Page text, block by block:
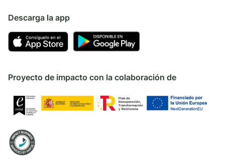
El aceite de oliva puede clasificarse según su calidad y
pureza, de mayor a menor, en: Aceite de Oliva Virgen Extra
(AOVE), Aceite de Oliva Virgen (AOV), o simplemente Aceite
por el tipo de aceituna que se ha utilizado en su
elaboración. En España hay más de 200 variedades de
aceitunas por lo que hay un amplio catálogo de aceites
disponibles en el mercado. En Freshis puedes encontrar
dos de las variedades más importantes de nuestro país:
Aceite de Oliva Virgen Extra Arbequina
La recolección de esta aceituna es extra temprana, el 10 de
Descarga la app
Proyecto de impacto con la colaboración de